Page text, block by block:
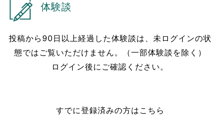
体験談
投稿から90日以上経過した体験談は、未ログインの状
態ではご覧いただけません。（一部体験談を除く）
ログイン後にご確認ください。
すでに登録済みの方はこちら